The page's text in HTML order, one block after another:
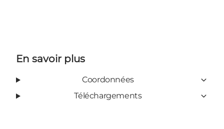
En savoir plus
Coordonnées
Téléchargements